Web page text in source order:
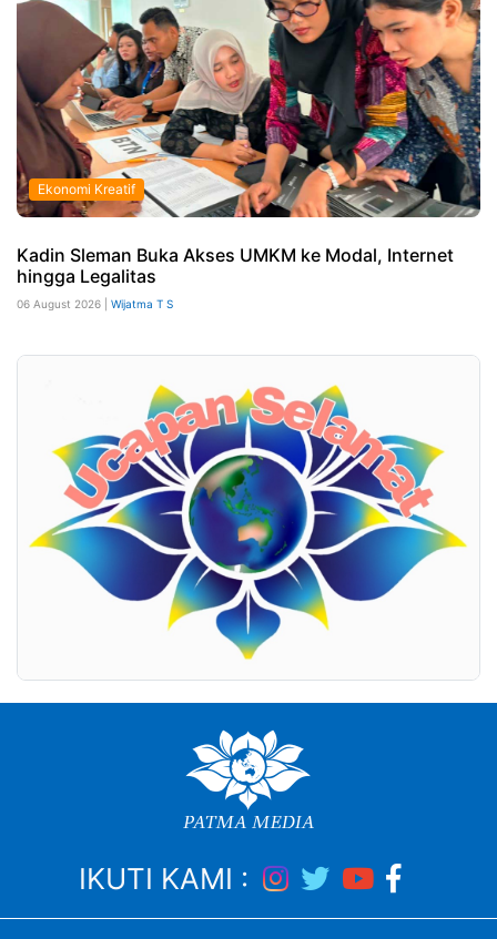
Ekonomi Kreatif
Kadin Sleman Buka Akses UMKM ke Modal, Internet
hingga Legalitas
06 August 2026 | Wijatma T S
IKUTI KAMI :